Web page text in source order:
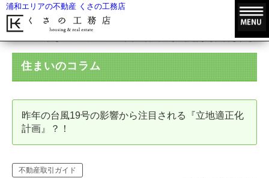
浦和エリアの不動産 くさの工務店
昨年の台風19号の影響から注目される『
住まいのコラム
昨年の台風19号の影響から注目される『立地適正化
計画』？！
不動産取引ガイド